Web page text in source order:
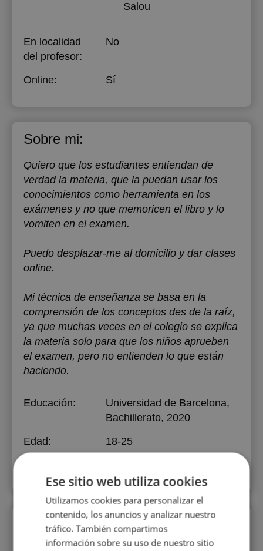
Salou
En localidad
del profesor:
No
Online: Sí
Sobre mi:
Quiero que los estudiantes entiendan de
verdad la materia, que la puedan usar los
conocimientos como herramienta en los
exámenes y no que memoricen el libro y lo
vomiten en el examen.
Puedo desplazar-me al domicilio y dar clases
online.
Mi técnica de enseñanza se basa en la
comprensión de los conceptos des de la raíz,
ya que muchas veces en el colegio se explica
la materia solo para que los niños aprueben
el examen, pero no entienden lo que están
haciendo.
Educación: Universidad de Barcelona,
Bachillerato, 2020
Edad:
18-25
Perfiles vistos
Ese sitio web utiliza cookies
Utilizamos cookies para personalizar el
contenido, los anuncios y analizar nuestro
tráfico. También compartimos
información sobre su uso de nuestro sitio